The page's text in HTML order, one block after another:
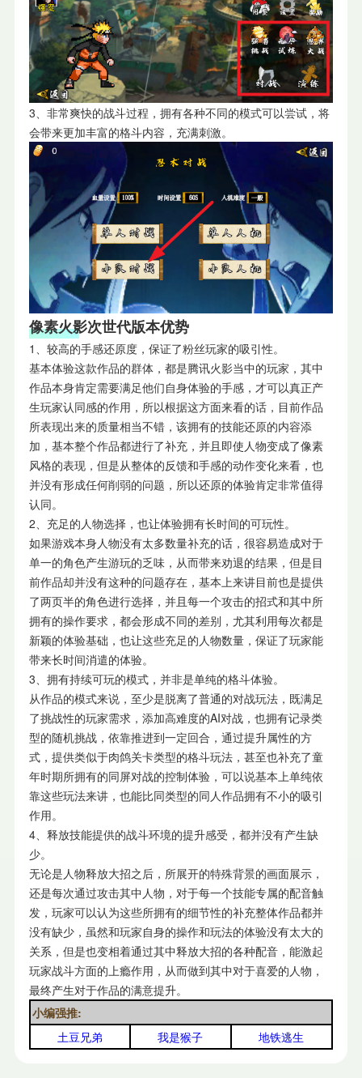
3、非常爽快的战斗过程，拥有各种不同的模式可以尝试，将
会带来更加丰富的格斗内容，充满刺激。
像素火影次世代版本优势
1、较高的手感还原度，保证了粉丝玩家的吸引性。
基本体验这款作品的群体，都是腾讯火影当中的玩家，其中
作品本身肯定需要满足他们自身体验的手感，才可以真正产
生玩家认同感的作用，所以根据这方面来看的话，目前作品
所表现出来的质量相当不错，该拥有的技能还原的内容添
加，基本整个作品都进行了补充，并且即使人物变成了像素
风格的表现，但是从整体的反馈和手感的动作变化来看，也
并没有形成任何削弱的问题，所以还原的体验肯定非常值得
认同。
2、充足的人物选择，也让体验拥有长时间的可玩性。
如果游戏本身人物没有太多数量补充的话，很容易造成对于
单一的角色产生游玩的乏味，从而带来劝退的结果，但是目
前作品却并没有这种的问题存在，基本上来讲目前也是提供
了两页半的角色进行选择，并且每一个攻击的招式和其中所
拥有的操作要求，都会形成不同的差别，尤其利用每次都是
新颖的体验基础，也让这些充足的人物数量，保证了玩家能
带来长时间消遣的体验。
3、拥有持续可玩的模式，并非是单纯的格斗体验。
从作品的模式来说，至少是脱离了普通的对战玩法，既满足
了挑战性的玩家需求，添加高难度的AI对战，也拥有记录类
型的随机挑战，依靠推进到一定回合，通过提升属性的方
式，提供类似于肉鸽关卡类型的格斗玩法，甚至也补充了童
年时期所拥有的同屏对战的控制体验，可以说基本上单纯依
靠这些玩法来讲，也能比同类型的同人作品拥有不小的吸引
作用。
4、释放技能提供的战斗环境的提升感受，都并没有产生缺
少。
无论是人物释放大招之后，所展开的特殊背景的画面展示，
还是每次通过攻击其中人物，对于每一个技能专属的配音触
发，玩家可以认为这些所拥有的细节性的补充整体作品都并
没有缺少，虽然和玩家自身的操作和玩法的体验没有太大的
关系，但是也变相着通过其中释放大招的各种配音，能激起
玩家战斗方面的上瘾作用，从而做到其中对于喜爱的人物，
最终产生对于作品的满意提升。
小编强推:
土豆兄弟
我是猴子 地铁逃生